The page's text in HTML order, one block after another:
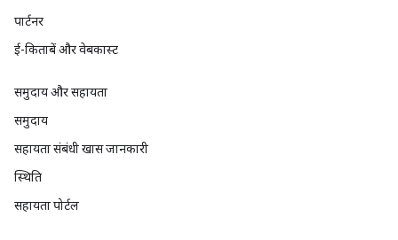
पार्टनर
ई-किताबें और वेबकास्ट
समुदाय और सहायता
समुदाय
सहायता संबंधी खास जानकारी
स्थिति
सहायता पोर्टल